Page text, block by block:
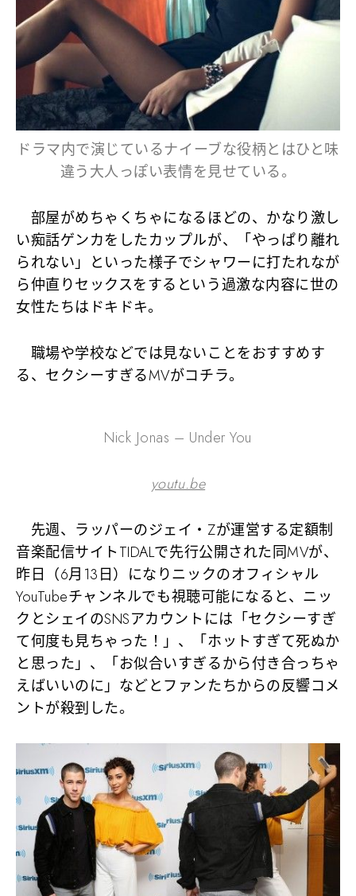
ドラマ内で演じているナイーブな役柄とはひと味
違う大人っぽい表情を見せている。
部屋がめちゃくちゃになるほどの、かなり激し
い痴話ゲンカをしたカップルが、「やっぱり離れ
られない」といった様子でシャワーに打たれなが
ら仲直りセックスをするという過激な内容に世の
女性たちはドキドキ。
職場や学校などでは見ないことをおすすめす
る、セクシーすぎるMVがコチラ。
Nick Jonas – Under You
youtu.be
先週、ラッパーのジェイ・Zが運営する定額制
音楽配信サイトTIDALで先行公開された同MVが、
昨日（6月13日）になりニックのオフィシャル
YouTubeチャンネルでも視聴可能になると、ニッ
クとシェイのSNSアカウントには「セクシーすぎ
て何度も見ちゃった！」、「ホットすぎて死ぬか
と思った」、「お似合いすぎるから付き合っちゃ
えばいいのに」などとファンたちからの反響コメ
ントが殺到した。